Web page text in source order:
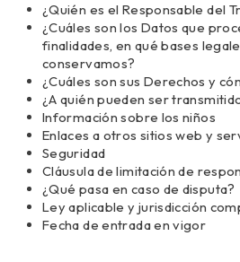
¿Quién es el Responsable del
¿Cuáles son los Datos que
finalidades, en qué bases
conservamos?
¿Cuáles son sus Derechos y
¿A quién pueden ser
Información sobre los niños
Enlaces a otros sitios web y
Seguridad
Cláusula de limitación de
¿Qué pasa en caso de disputa?
Ley aplicable y jurisdicción
Fecha de entrada en vigor